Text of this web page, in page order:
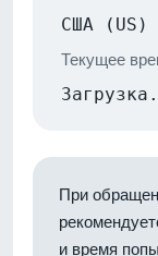
США (US)
Текущее
При
и время